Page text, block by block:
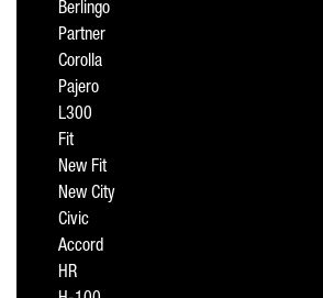
Berlingo
Partner
Corolla
Pajero
L300
Fit
New Fit
New City
Civic
Accord
HR